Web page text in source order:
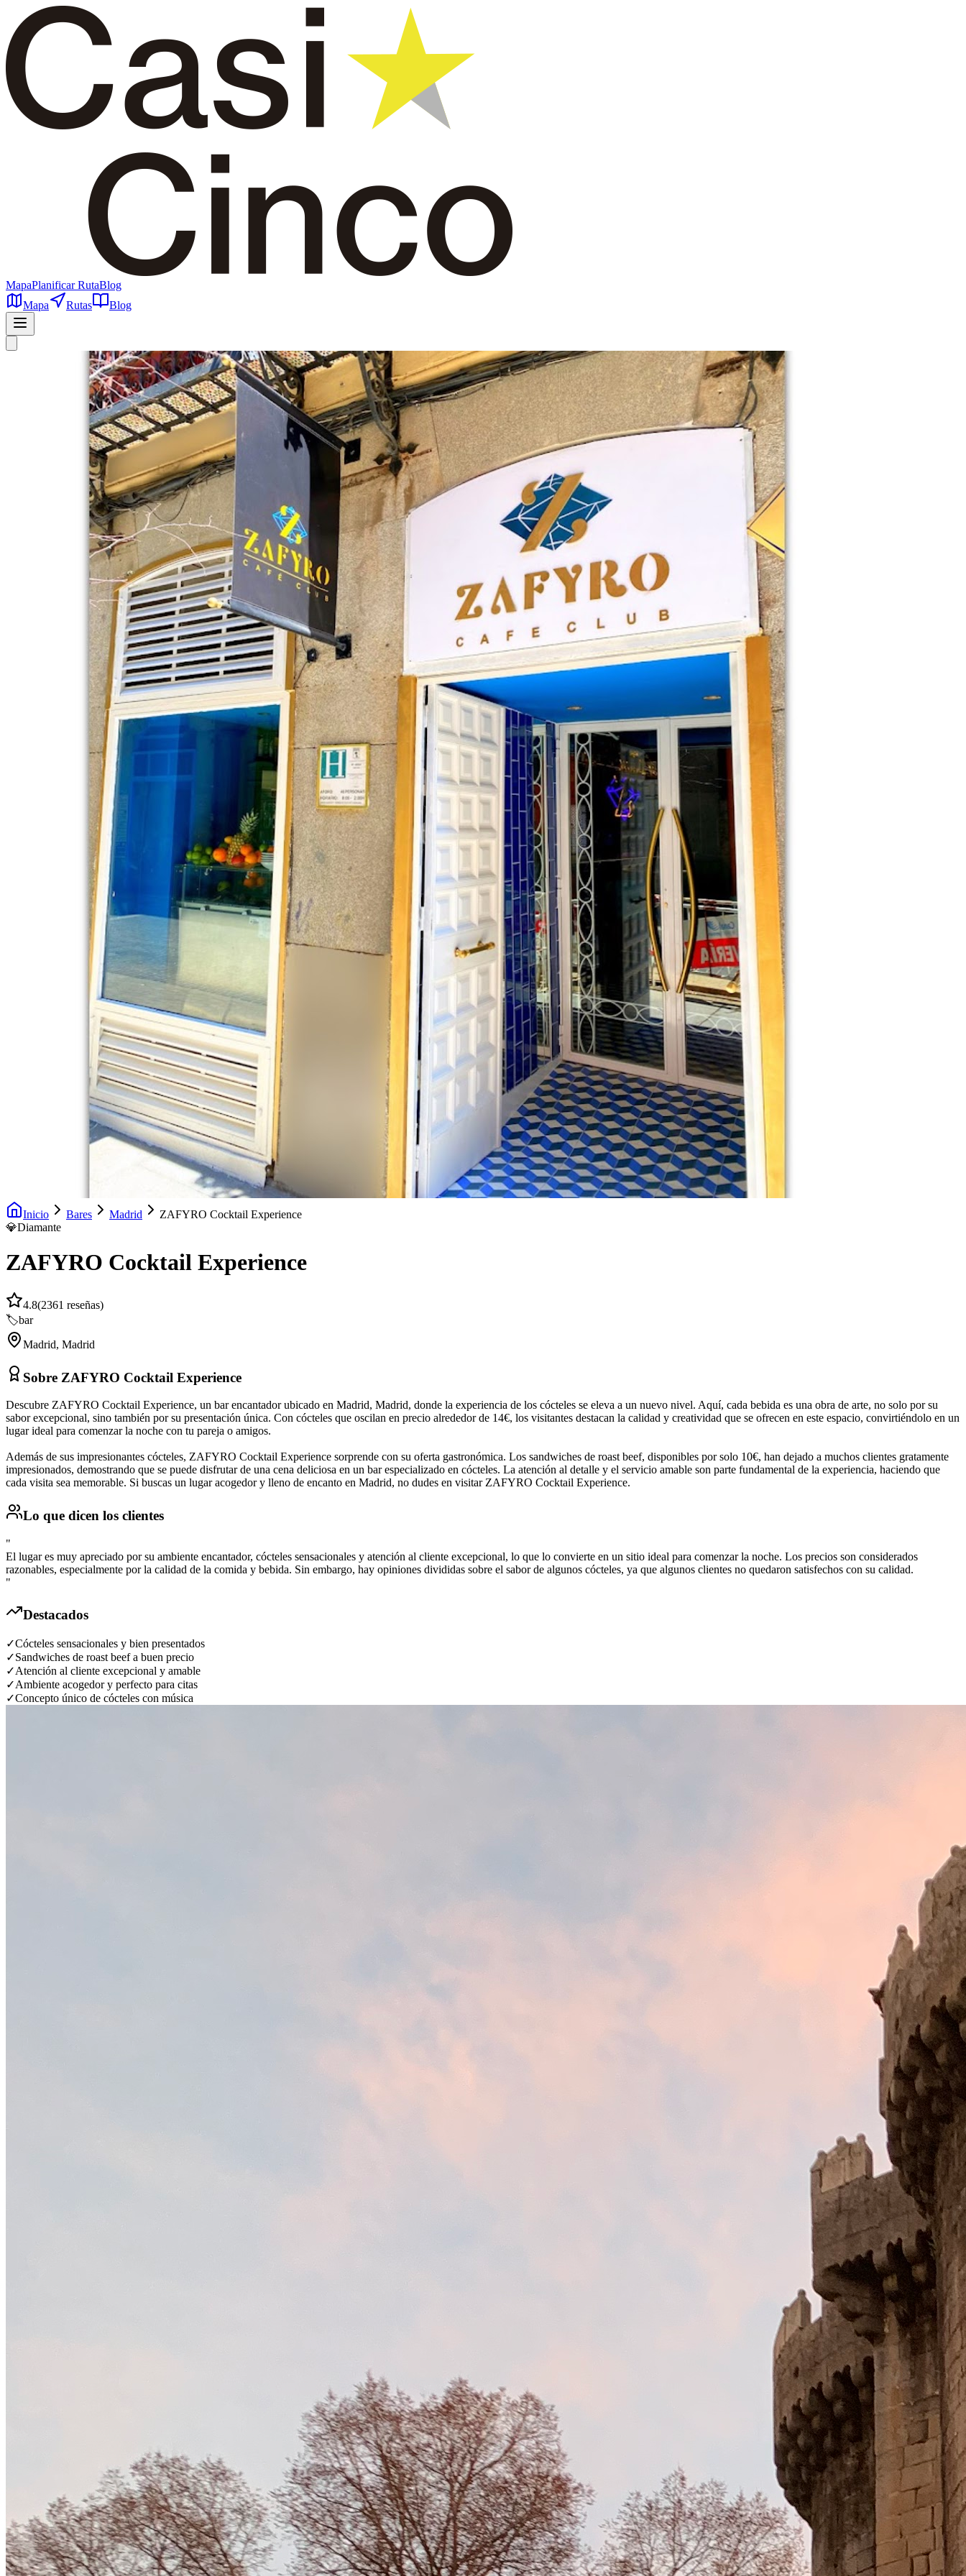
MapaPlanificar RutaBlog
Mapa
Rutas Blog
Inicio Bares Madrid
ZAFYRO Cocktail Experience
💎Diamante
ZAFYRO Cocktail Experience
4.8(2361 reseñas)
🏷️bar
Madrid, Madrid
Sobre ZAFYRO Cocktail Experience
Descubre ZAFYRO Cocktail Experience, un bar encantador ubicado en Madrid, Madrid, donde la experiencia de los cócteles se eleva a un nuevo nivel. Aquí, cada bebida es una obra de arte, no solo por su
sabor excepcional, sino también por su presentación única. Con cócteles que oscilan en precio alrededor de 14€, los visitantes destacan la calidad y creatividad que se ofrecen en este espacio, convirtiéndolo en un
lugar ideal para comenzar la noche con tu pareja o amigos.
Además de sus impresionantes cócteles, ZAFYRO Cocktail Experience sorprende con su oferta gastronómica. Los sandwiches de roast beef, disponibles por solo 10€, han dejado a muchos clientes gratamente
impresionados, demostrando que se puede disfrutar de una cena deliciosa en un bar especializado en cócteles. La atención al detalle y el servicio amable son parte fundamental de la experiencia, haciendo que
cada visita sea memorable. Si buscas un lugar acogedor y lleno de encanto en Madrid, no dudes en visitar ZAFYRO Cocktail Experience.
Lo que dicen los clientes
"
El lugar es muy apreciado por su ambiente encantador, cócteles sensacionales y atención al cliente excepcional, lo que lo convierte en un sitio ideal para comenzar la noche. Los precios son considerados
razonables, especialmente por la calidad de la comida y bebida. Sin embargo, hay opiniones divididas sobre el sabor de algunos cócteles, ya que algunos clientes no quedaron satisfechos con su calidad.
"
Destacados
✓Cócteles sensacionales y bien presentados
✓Sandwiches de roast beef a buen precio
✓Atención al cliente excepcional y amable
✓Ambiente acogedor y perfecto para citas
✓Concepto único de cócteles con música